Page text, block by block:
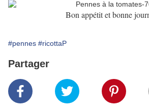
Bon appétit et bonne
#pennes #ricottaP
Partager